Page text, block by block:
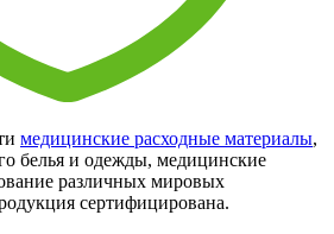
медицинские расходные материалы,
белья и одежды, медицинские
различных мировых
сертифицирована.